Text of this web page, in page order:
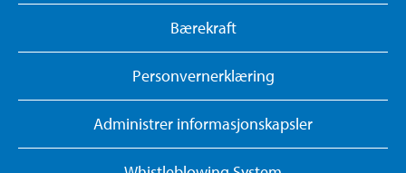
Bærekraft
Personvernerklæring
Administrer informasjonskapsler